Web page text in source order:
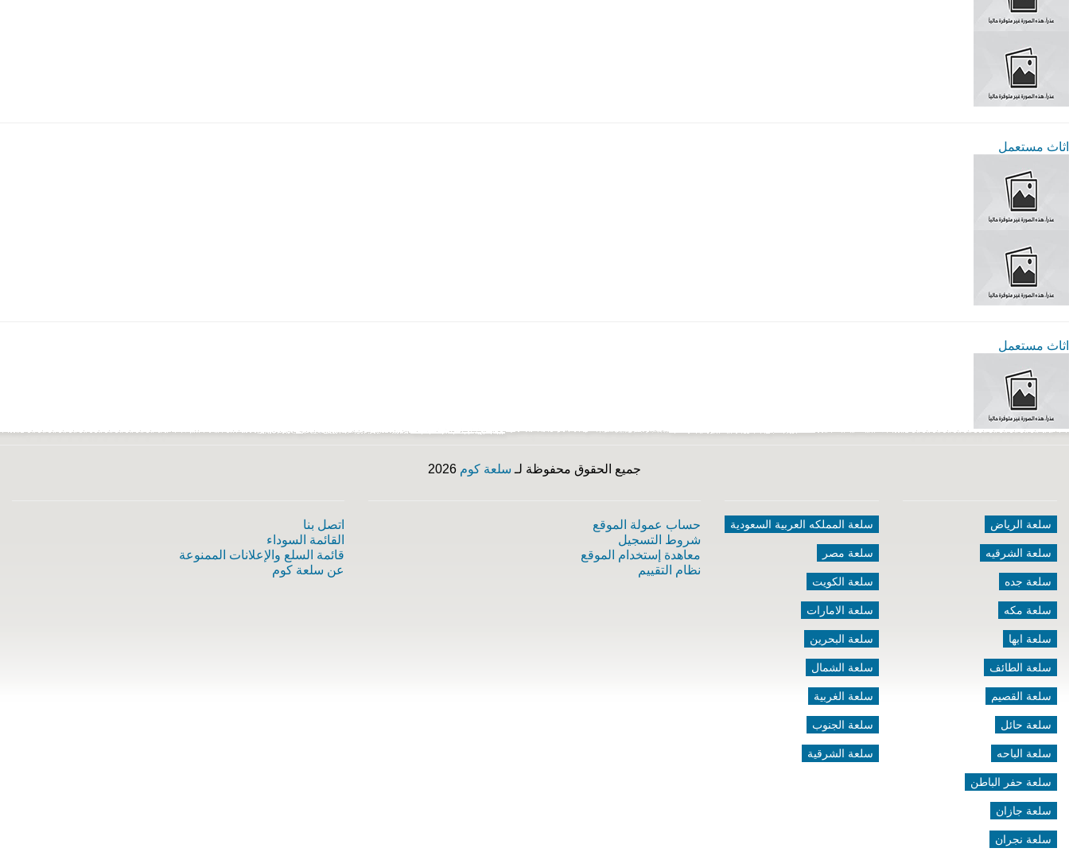
اثاث مستعمل
اثاث مستعمل
جميع الحقوق محفوظة لـ سلعة كوم
سلعة الرياض
سلعة الشرقيه
سلعة جده
سلعة مكه
سلعة ابها
سلعة الطائف
سلعة القصيم
سلعة حائل
سلعة الباحه
سلعة حفر الباطن
سلعة جازان
سلعة نجران
سلعة المملكه العربية السعودية
سلعة مصر
سلعة الكويت
سلعة الامارات
سلعة البحرين
سلعة الشمال
سلعة الغربية
سلعة الجنوب
سلعة الشرقية
حساب عمولة الموقع
شروط التسجيل
معاهدة إستخدام الموقع
نظام التقييم
اتصل بنا
القائمة السوداء
قائمة السلع والإعلانات الممنوعة
عن سلعة كوم